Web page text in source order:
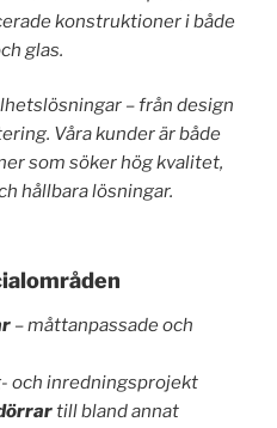
konstruktioner i både
glas.
– från design
Våra kunder är både
som söker hög kvalitet,
hållbara lösningar.
– måttanpassade och
och inredningsprojekt
till bland annat